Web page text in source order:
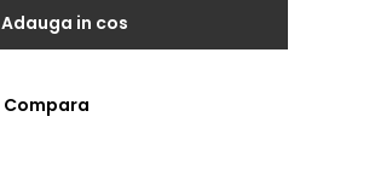
Adauga in cos
Compara